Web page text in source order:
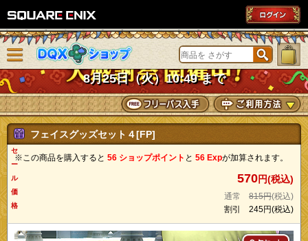
DQXショップ
8月25日（火）10:49 まで
ニューを閉じる
フェイスグッズセット４[FP]
※この商品を購入すると 56 ショップポイント と 56 Expが加算されます。
セ
ー
ル
価
格
570円(税込)
通常 815円(税込)
割引 245円(税込)